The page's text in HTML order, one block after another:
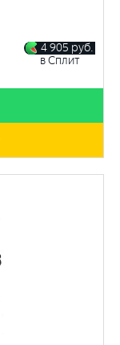
4 905 руб.
в Сплит